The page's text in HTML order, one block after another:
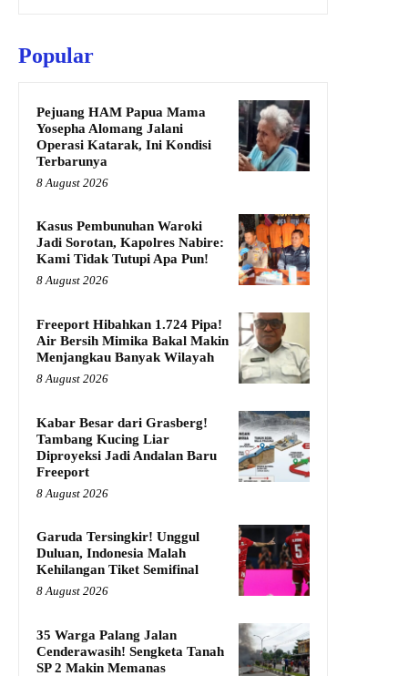
Popular
Pejuang HAM Papua Mama
Yosepha Alomang Jalani
Operasi Katarak, Ini Kondisi
Terbarunya
8 August 2026
Kasus Pembunuhan Waroki
Jadi Sorotan, Kapolres Nabire:
Kami Tidak Tutupi Apa Pun!
8 August 2026
Freeport Hibahkan 1.724 Pipa!
Air Bersih Mimika Bakal Makin
Menjangkau Banyak Wilayah
8 August 2026
Kabar Besar dari Grasberg!
Tambang Kucing Liar
Diproyeksi Jadi Andalan Baru
Freeport
8 August 2026
Garuda Tersingkir! Unggul
Duluan, Indonesia Malah
Kehilangan Tiket Semifinal
8 August 2026
35 Warga Palang Jalan
Cenderawasih! Sengketa Tanah
SP 2 Makin Memanas